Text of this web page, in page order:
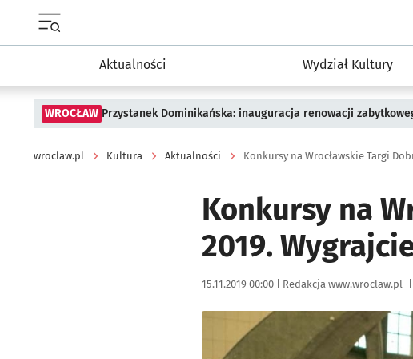
Aktualności Wydział Kultury
WROCŁAW Przystanek Dominikańska: inauguracja renowacji
wroclaw.pl Kultura Aktualności
Konkursy na
2019.
Data publikacji:
15.11.2019 00:00 | Autor:
Redakcja www.wroclaw.pl
Kliknij, aby powiększyć